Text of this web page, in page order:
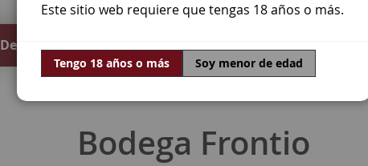
Destilados Ofertas Mundo Vino
Bodega Frontio
Este sitio web requiere que tengas 18 años o más.
Tengo 18 años o más Soy menor de edad